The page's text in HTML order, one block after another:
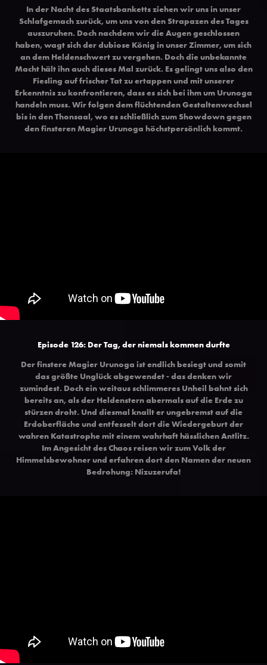
In der Nacht des Staatsbanketts ziehen wir uns in unser
Schlafgemach zurück, um uns von den Strapazen des Tages
auszuruhen. Doch nachdem wir die Augen geschlossen
haben, wagt sich der dubiose König in unser Zimmer, um sich
an dem Heldenschwert zu vergehen. Doch die unbekannte
Macht hält ihn auch dieses Mal zurück. Es gelingt uns also den
Fiesling auf frischer Tat zu ertappen und mit unserer
Erkenntnis zu konfrontieren, dass es sich bei ihm um Urunoga
handeln muss. Wir folgen dem flüchtenden Gestaltenwechsel
bis in den Thonsaal, wo es schließlich zum Showdown gegen
den finsteren Magier Urunoga höchstpersönlich kommt.
Episode 126: Der Tag, der niemals kommen durfte
Der finstere Magier Urunoga ist endlich besiegt und somit
das größte Unglück abgewendet - das denken wir
zumindest. Doch ein weitaus schlimmeres Unheil bahnt sich
bereits an, als der Heldenstern abermals auf die Erde zu
stürzen droht. Und diesmal knallt er ungebremst auf die
Erdoberfläche und entfesselt dort die Wiedergeburt der
wahren Katastrophe mit einem wahrhaft hässlichen Antlitz.
Im Angesicht des Chaos reisen wir zum Volk der
Himmelsbewohner und erfahren dort den Namen der neuen
Bedrohung: Nizuzerufa!